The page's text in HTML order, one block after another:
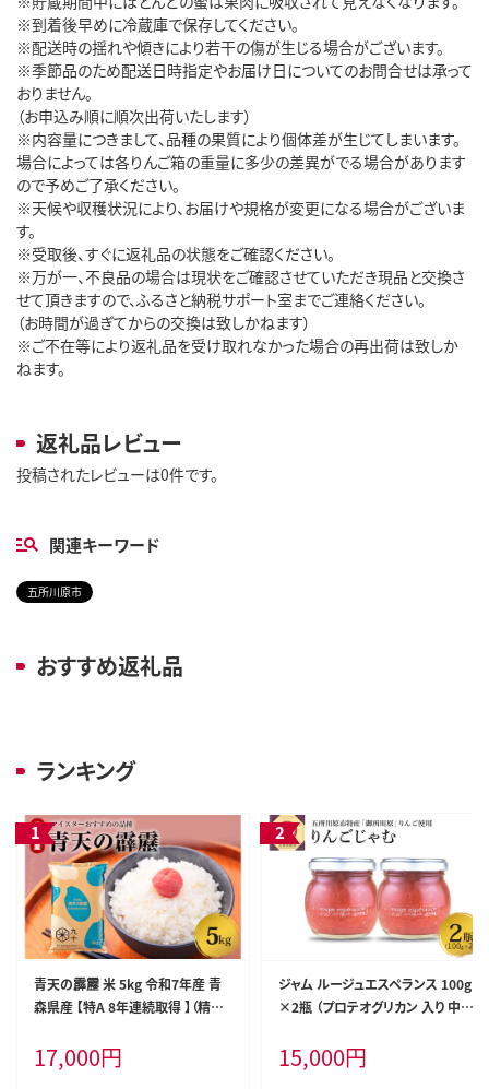
※到着後早めに冷蔵庫で保存してください。
※配送時の揺れや傾きにより若干の傷が生じる場合がございます。
※季節品のため配送日時指定やお届け日についてのお問合せは承って
おりません。
（お申込み順に順次出荷いたします）
※内容量につきまして、品種の果質により個体差が生じてしまいます。
場合によっては各りんご箱の重量に多少の差異がでる場合があります
ので予めご了承ください。
※天候や収穫状況により、お届けや規格が変更になる場合がございま
す。
※受取後、すぐに返礼品の状態をご確認ください。
※万が一、不良品の場合は現状をご確認させていただき現品と交換さ
せて頂きますので、ふるさと納税サポート室までご連絡ください。
（お時間が過ぎてからの交換は致しかねます）
※ご不在等により返礼品を受け取れなかった場合の再出荷は致しか
ねます。
返礼品レビュー
投稿されたレビューは0件です。
関連キーワード
五所川原市
おすすめ返礼品
ランキング
青天の霹靂 米 5kg 令和7年産 青
森県産 【特A 8年連続取得 】（精米）
17,000円
ジャム ルージュエスペランス 100g
×2瓶 （プロテオグリカン 入り 中ま
15,000円